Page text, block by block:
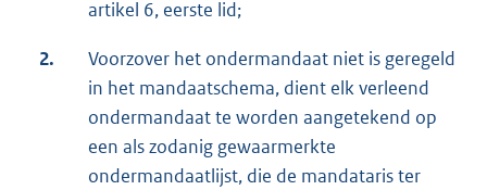
artikel 6, eerste lid;
2.
Voorzover het ondermandaat niet is geregeld
in het mandaatschema, dient elk verleend
ondermandaat te worden aangetekend op
een als zodanig gewaarmerkte
ondermandaatlijst, die de mandataris ter